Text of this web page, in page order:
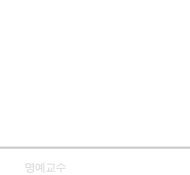
명예교수